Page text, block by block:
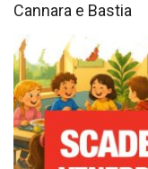
Cannara e Bastia